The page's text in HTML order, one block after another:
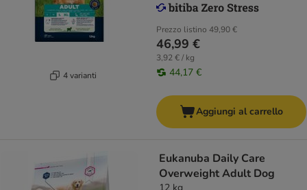
4 varianti
Prezzo listino 49,90 €
46,99 €
3,92 € / kg
44,17 €
Aggiungi al carrello
Eukanuba Daily Care
Overweight Adult Dog